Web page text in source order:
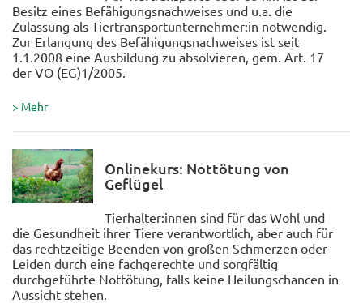
Besitz eines Befähigungsnachweises und u.a. die
Zulassung als Tiertransportunternehmer:in notwendig.
Zur Erlangung des Befähigungsnachweises ist seit
1.1.2008 eine Ausbildung zu absolvieren, gem. Art. 17
der VO (EG)1/2005.
> Mehr
Onlinekurs: Nottötung von
Geflügel
Tierhalter:innen sind für das Wohl und
die Gesundheit ihrer Tiere verantwortlich, aber auch für
das rechtzeitige Beenden von großen Schmerzen oder
Leiden durch eine fachgerechte und sorgfältig
durchgeführte Nottötung, falls keine Heilungschancen in
Aussicht stehen.